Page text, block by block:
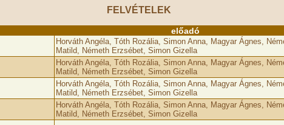
FELVÉTELEK
előadó
Horváth Angéla, Tóth Rozália, Simon Anna, Magyar Ágnes,
Matild, Németh Erzsébet, Simon Gizella
Horváth Angéla, Tóth Rozália, Simon Anna, Magyar Ágnes,
Matild, Németh Erzsébet, Simon Gizella
Horváth Angéla, Tóth Rozália, Simon Anna, Magyar Ágnes,
Matild, Németh Erzsébet, Simon Gizella
Horváth Angéla, Tóth Rozália, Simon Anna, Magyar Ágnes,
Matild, Németh Erzsébet, Simon Gizella